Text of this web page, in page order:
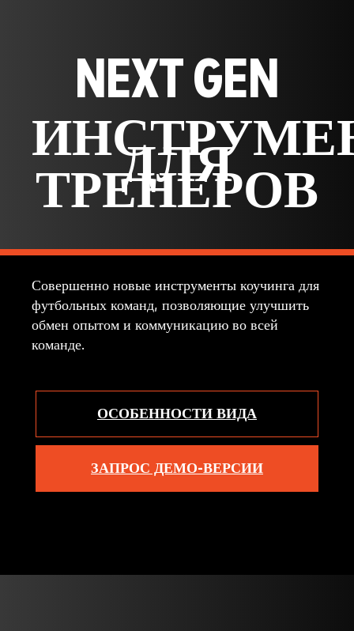
NEXT GEN
ДЛЯ
ТРЕНЕРОВ
Совершенно новые инструменты коучинга для
футбольных команд, позволяющие улучшить
обмен опытом и коммуникацию во всей
команде.
ОСОБЕННОСТИ ВИДА
ЗАПРОС ДЕМО-ВЕРСИИ